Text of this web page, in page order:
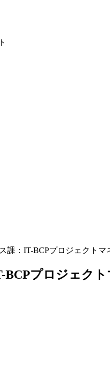
：IT-BCPプロジェクトマ
プロジェクト